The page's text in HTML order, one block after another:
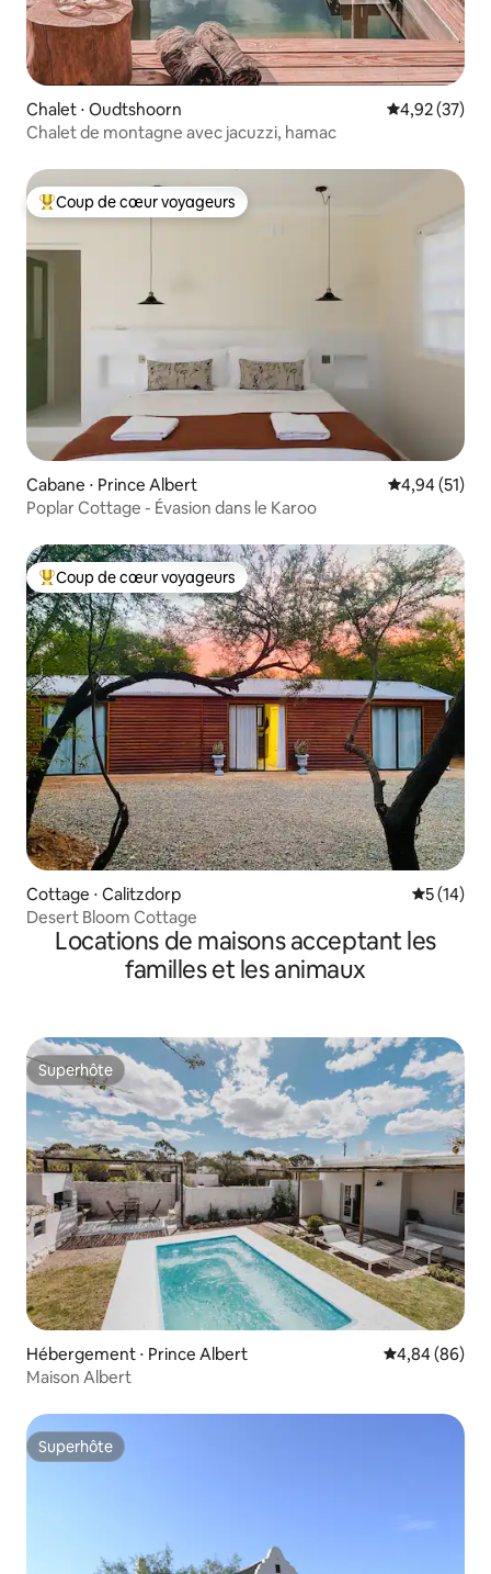
Chalet ⋅ Oudtshoorn Évaluation
4,92 (37)
Chalet de montagne avec jacuzzi, hamac
Coups de cœur voyageurs les plus appréciés
Coup de cœur voyageurs
Cabane ⋅ Prince Albert Évaluation
4,94 (51)
Poplar Cottage - Évasion dans le Karoo
Coups de cœur voyageurs les plus appréciés
Coup de cœur voyageurs
Cottage ⋅ Calitzdorp
5 (14)
Desert Bloom Cottage
Locations de maisons acceptant les
familles et les animaux
Superhôte
Superhôte
Hébergement ⋅ Prince Albert Évaluation
4,84 (86)
Maison Albert
Superhôte
Superhôte